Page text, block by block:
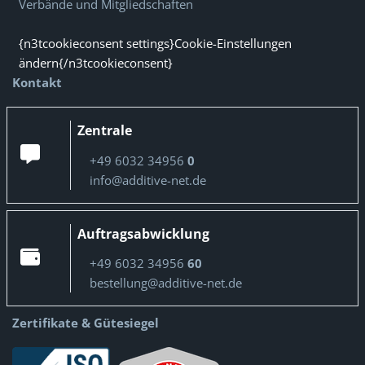
Verbände und Mitgliedschaften
{n3tcookieconsent settings}Cookie-Einstellungen
ändern{/n3tcookieconsent}
Kontakt
Zentrale
+49 6032 34956 0
info@additive-net.de
Auftragsabwicklung
+49 6032 34956 60
bestellung@additive-net.de
Zertifikate & Gütesiegel